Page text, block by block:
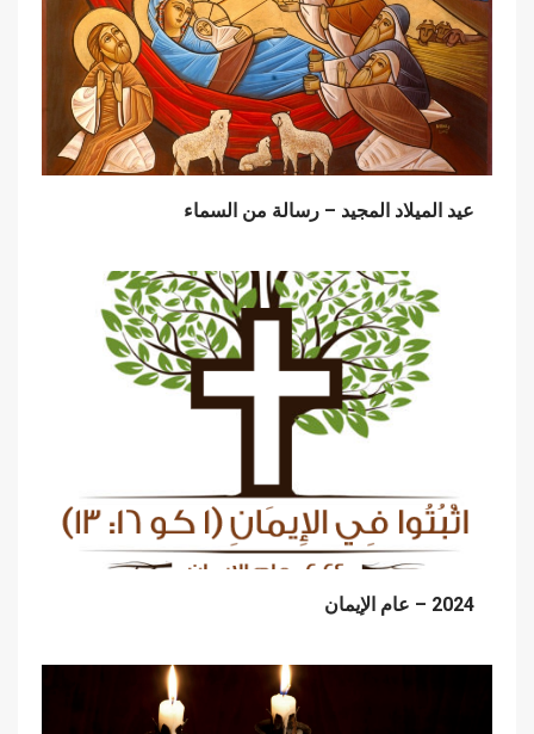
عيد الميلاد المجيد – رسالة من السماء
2024 – عام الإيمان